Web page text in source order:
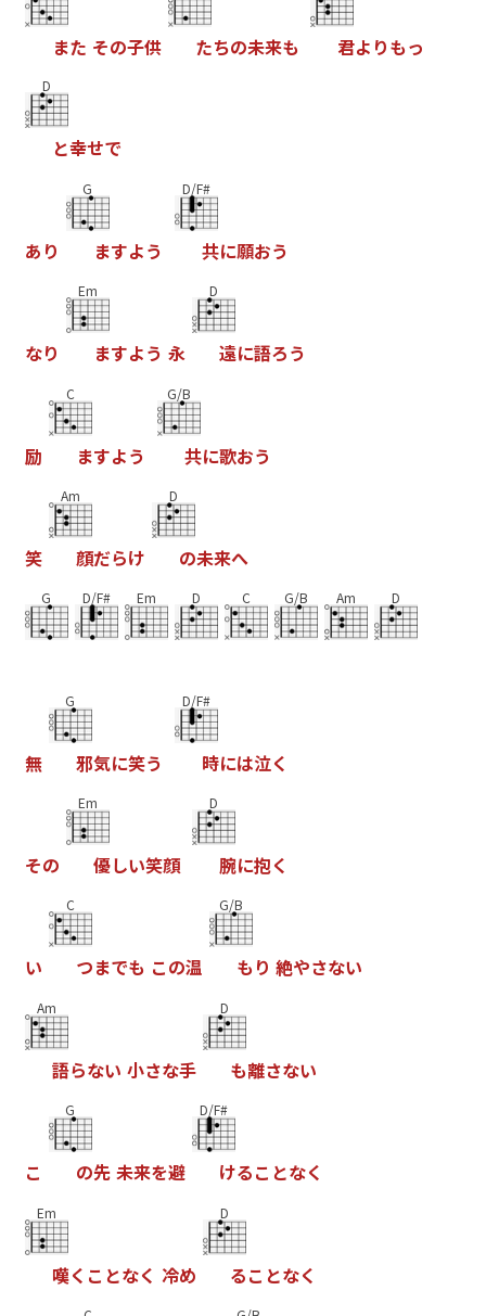
また その子供 たちの未来も 君よ りもっ
D
と幸せで
あ り
G
ますよう
D/F#
共に願おう
なり
Em
ますよう 永
D
遠に語ろう
励
C
ますよう
G/B
共に歌おう
笑
Am
顔だらけ
D
の未来へ
G D/F# Em D C G/B Am D
無
G
邪気に笑う
D/F#
時には泣く
その
Em
優しい笑顔
D
腕に抱く
い
C
つまでも この温
G/B
もり 絶やさない
Am
語らない 小さな手
D
も離さない
こ
G
の先 未来を避
D/F#
けるこ となく
Em
嘆く こ となく 冷め
D
るこ となく